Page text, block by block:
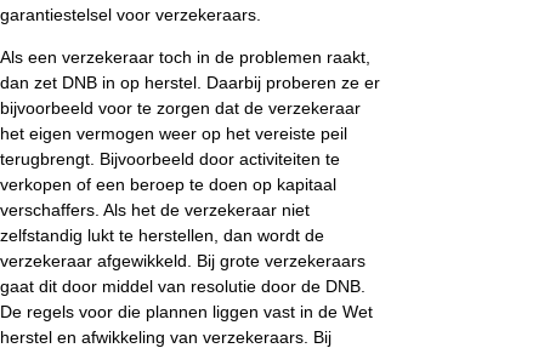
garantiestelsel voor verzekeraars.
Als een verzekeraar toch in de problemen raakt,
dan zet DNB in op herstel. Daarbij proberen ze er
bijvoorbeeld voor te zorgen dat de verzekeraar
het eigen vermogen weer op het vereiste peil
terugbrengt. Bijvoorbeeld door activiteiten te
verkopen of een beroep te doen op kapitaal
verschaffers. Als het de verzekeraar niet
zelfstandig lukt te herstellen, dan wordt de
verzekeraar afgewikkeld. Bij grote verzekeraars
gaat dit door middel van resolutie door de DNB.
De regels voor die plannen liggen vast in de Wet
herstel en afwikkeling van verzekeraars. Bij